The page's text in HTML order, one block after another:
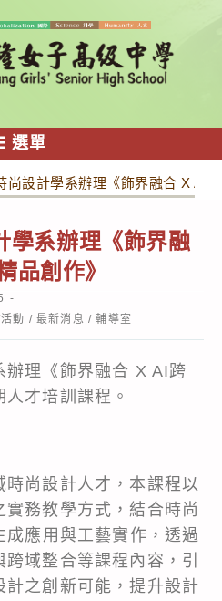
選單
尚設計學系辦理《飾界融合 X AI
學系辦理《飾界融
品創作》
動 / 最新消息 / 輔導室
辦理《飾界融合 X AI跨
才培訓課程。
尚設計人才，本課程以
實務教學方式，結合時尚
應用與工藝實作，透過
域整合等課程內容，引
計之創新可能，提升設計